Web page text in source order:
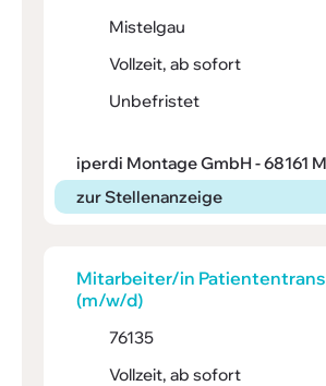
Mistelgau
Vollzeit, ab sofort
Unbefristet
iperdi Montage GmbH - 68161
zur Stellenanzeige
Mitar­­bei­ter/in
(m/w/d)
76135
Vollzeit, ab sofort